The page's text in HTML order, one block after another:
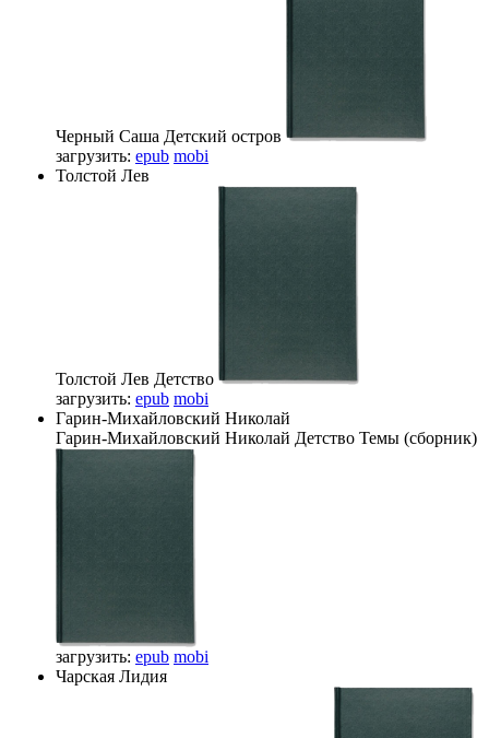
Черный Саша Детский остров
загрузить: epub mobi
Толстой Лев
Толстой Лев Детство
загрузить: epub mobi
Гарин-Михайловский Николай
Гарин-Михайловский Николай Детство Темы (сборник)
загрузить: epub mobi
Чарская Лидия